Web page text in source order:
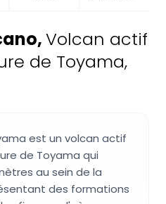
,Volcan actif
de Toyama,
est un volcan actif
de Toyama qui
au sein de la
des formations